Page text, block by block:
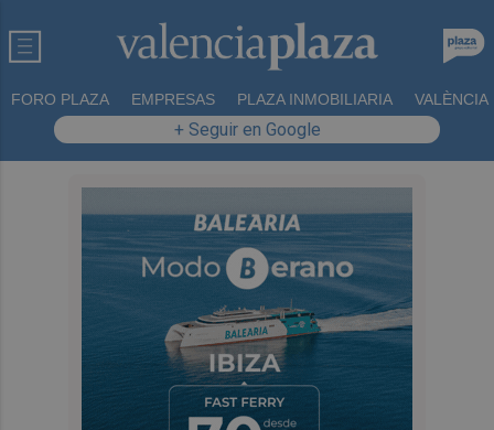
FORO PLAZA EMPRESAS PLAZA INMOBILIARIA VALÈNCIA
+ Seguir en Google